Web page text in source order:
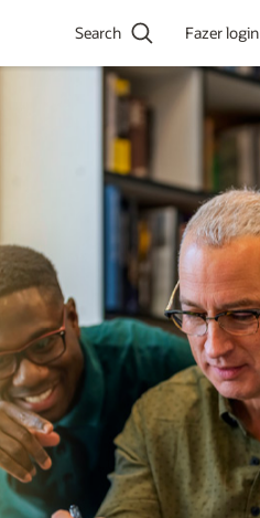
or more
for results.
Fazer login